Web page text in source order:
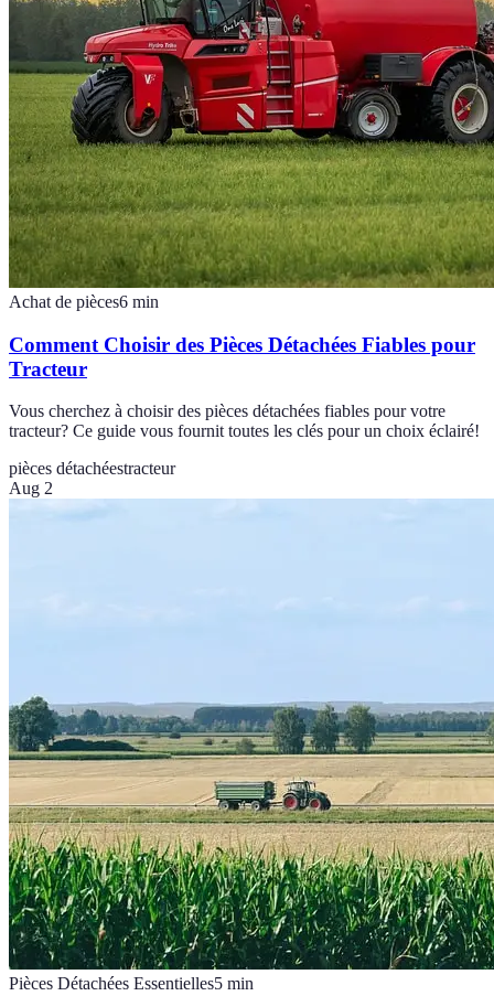
Achat de pièces6 min
Comment Choisir des Pièces Détachées Fiables pour
Tracteur
Vous cherchez à choisir des pièces détachées fiables pour votre
tracteur? Ce guide vous fournit toutes les clés pour un choix éclairé!
pièces détachéestracteur
Aug 2
Pièces Détachées Essentielles5 min